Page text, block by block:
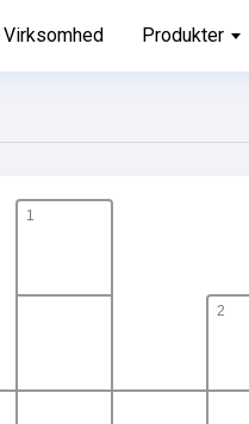
Virksomhed Produkter